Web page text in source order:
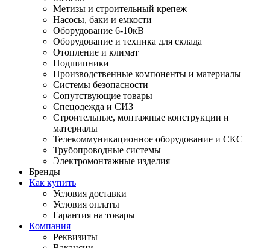
Метизы и строительный крепеж
Насосы, баки и емкости
Оборудование 6-10кВ
Оборудование и техника для склада
Отопление и климат
Подшипники
Производственные компоненты и материалы
Системы безопасности
Сопутствующие товары
Спецодежда и СИЗ
Строительные, монтажные конструкции и
материалы
Телекоммуникационное оборудование и СКС
Трубопроводные системы
Электромонтажные изделия
Бренды
Как купить
Условия доставки
Условия оплаты
Гарантия на товары
Компания
Реквизиты